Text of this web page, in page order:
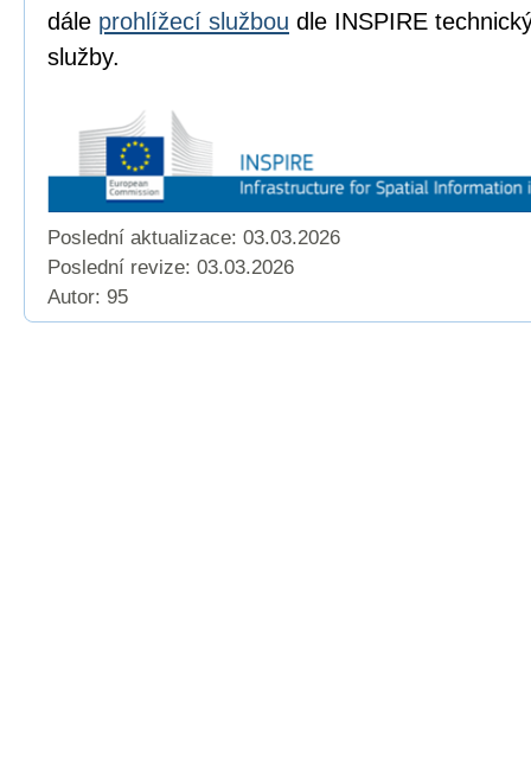
dále prohlížecí službou dle INSPIRE
služby.
Poslední aktualizace: 03.03.2026
Poslední revize: 03.03.2026
Autor: 95